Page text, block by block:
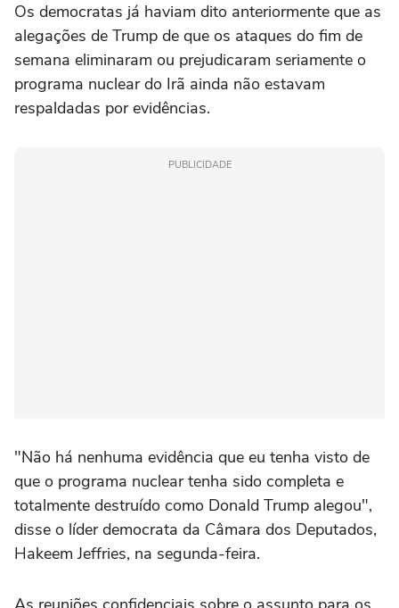
Os democratas já haviam dito anteriormente que as
alegações de Trump de que os ataques do fim de
semana eliminaram ou prejudicaram seriamente o
programa nuclear do Irã ainda não estavam
respaldadas por evidências.
PUBLICIDADE
"Não há nenhuma evidência que eu tenha visto de
que o programa nuclear tenha sido completa e
totalmente destruído como Donald Trump alegou",
disse o líder democrata da Câmara dos Deputados,
Hakeem Jeffries, na segunda-feira.